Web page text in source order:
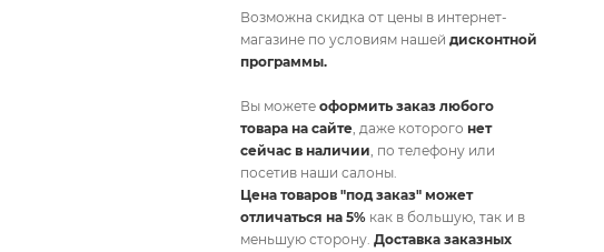
Возможна скидка от цены в интернет-
магазине по условиям нашей дисконтной
программы.
Вы можете оформить заказ любого
товара на сайте, даже которого нет
сейчас в наличии, по телефону или
посетив наши салоны.
Цена товаров "под заказ" может
отличаться на 5%как в большую, так и в
меньшую сторону. Доставка заказных